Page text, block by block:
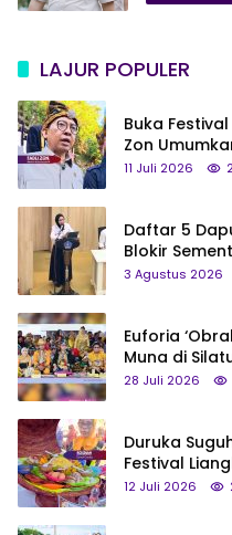
LAJUR POPULER
Buka
Zon
Status Jadi
11 Juli 2026
Daftar 5
Blokir
3 Agustus 2026
Euforia
Muna di
Saya Bukan
28 Juli 2026
Duruka
Festival
hingga
12 Juli 2026